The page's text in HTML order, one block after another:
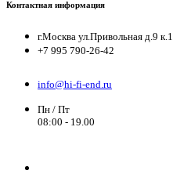
Контактная информация
г.Москва ул.Привольная д.9 к.1
+7 995 790-26-42
info@hi-fi-end.ru
Пн / Пт
08:00 - 19.00